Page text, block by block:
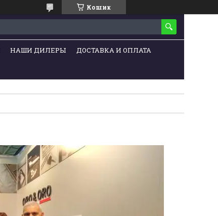
Кошик
НАШИ ДИЛЕРЫ ДОСТАВКА И ОПЛАТА